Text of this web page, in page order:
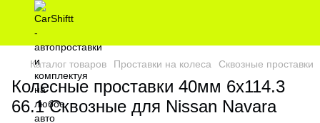
Каталог товаров Проставки на колеса Сквозные проставки
Колесные проставки 40мм 6х114.3
66.1 Сквозные для Nissan Navara